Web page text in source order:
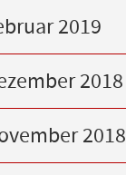
2019
2018
2018